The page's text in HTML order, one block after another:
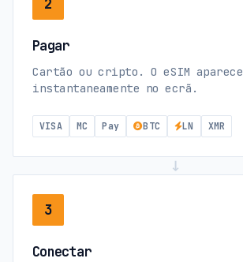
Pagar
Cartão ou cripto. O eSIM aparece
instantaneamente no ecrã.
VISA MC Pay BTC LN XMR
→
3
Conectar